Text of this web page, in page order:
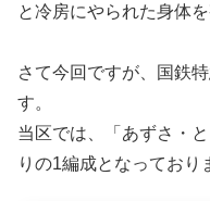
と冷房にやられた身体
さて今回ですが、国鉄
す。
当区では、「あずさ・
りの1編成となっており